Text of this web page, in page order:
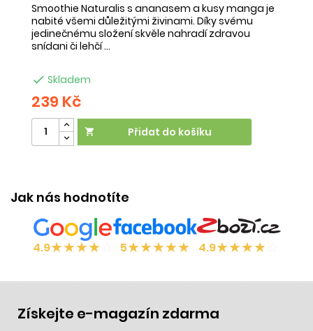
Smoothie Naturalis s ananasem a kusy manga je
nabité všemi důležitými živinami. Díky svému
jedinečnému složení skvěle nahradí zdravou
snídani či lehčí ...
 Skladem
239 Kč
 Přidat do košíku
Jak nás hodnotíte
4.9★★★★ 5★★★★★ 4.9★★★★
Získejte e-magazín zdarma